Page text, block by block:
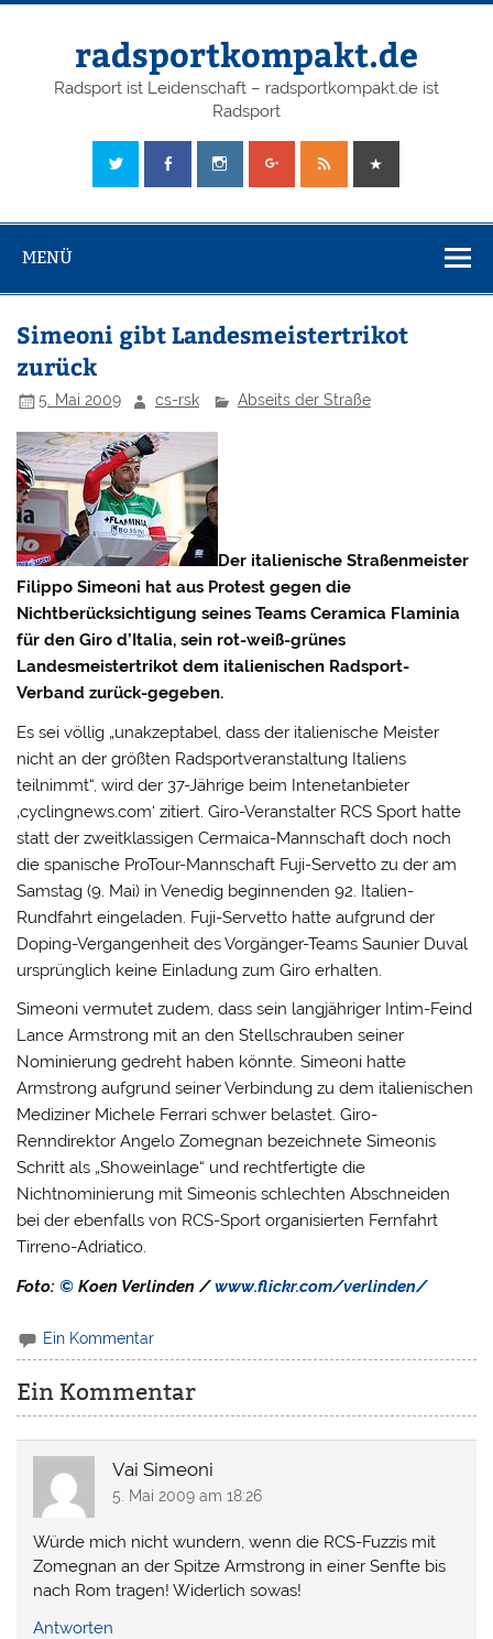
radsportkompakt.de
Radsport ist Leidenschaft – radsportkompakt.de ist
Radsport
MENÜ
Simeoni gibt Landesmeistertrikot
zurück
5. Mai 2009 cs-rsk Abseits der Straße
Der italienische Straßenmeister
Filippo Simeoni hat aus Protest gegen die
Nichtberücksichtigung seines Teams Ceramica Flaminia
für den Giro d’Italia, sein rot-weiß-grünes
Landesmeistertrikot dem italienischen Radsport-
Verband zurück-gegeben.
Es sei völlig „unakzeptabel, dass der italienische Meister
nicht an der größten Radsportveranstaltung Italiens
teilnimmt“, wird der 37-Jährige beim Intenetanbieter
‚cyclingnews.com‘ zitiert. Giro-Veranstalter RCS Sport hatte
statt der zweitklassigen Cermaica-Mannschaft doch noch
diespanische ProTour-Mannschaft Fuji-Servetto zu der am
Samstag (9. Mai) in Venedig beginnenden 92. Italien-
Rundfahrt eingeladen. Fuji-Servetto hatte aufgrund der
Doping-Vergangenheit des Vorgänger-Teams Saunier Duval
ursprünglich keine Einladung zum Giro erhalten.
Simeoni vermutet zudem, dass sein langjähriger Intim-Feind
Lance Armstrong mit an den Stellschrauben seiner
Nominierung gedreht haben könnte. Simeoni hatte
Armstrong aufgrund seiner Verbindung zu dem italienischen
Mediziner Michele Ferrari schwer belastet. Giro-
Renndirektor Angelo Zomegnan bezeichnete Simeonis
Schritt als „Showeinlage“ und rechtfertigte die
Nichtnominierung mit Simeonis schlechten Abschneiden
bei der ebenfalls von RCS-Sport organisierten Fernfahrt
Tirreno-Adriatico.
Foto: © Koen Verlinden /www.flickr.com/verlinden/
Ein Kommentar
Ein Kommentar
Vai Simeoni
5. Mai 2009 am 18:26
Würde mich nicht wundern, wenn die RCS-Fuzzis mit
Zomegnan an der Spitze Armstrong in einer Senfte bis
nach Rom tragen! Widerlich sowas!
Antworten